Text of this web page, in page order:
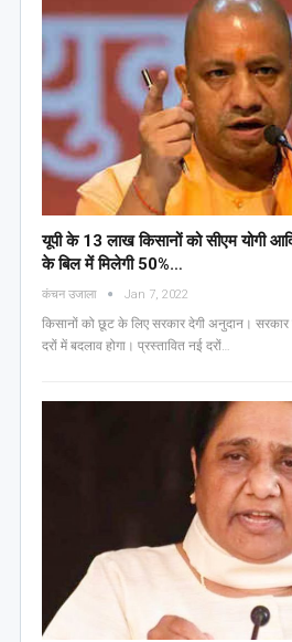
यूपी के 13 लाख किसानों को सीएम योगी
के ब‍िल में म‍िलेगी 50%…
कंचन उजाला Jan 7, 2022
किसानों को छूट के लिए सरकार देगी अनुदान।
दरों में बदलाव होगा। प्रस्तावित नई दरों…